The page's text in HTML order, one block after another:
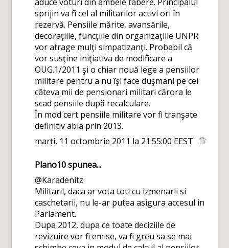
sprijin va fi cel al militarilor activi ori în
rezervă. Pensiile mărite, avansările,
decoraţiile, funcţiile din organizaţiile UNPR
vor atrage mulţi simpatizanţi. Probabil că
vor susţine iniţiativa de modificare a
OUG.1/2011 şi o chiar nouă lege a pensiilor
militare pentru a nu îşi face duşmani pe cei
câteva mii de pensionari militari cărora le
scad pensiile după recalculare.
În mod cert pensiile militare vor fi tranşate
definitiv abia prin 2013.
marți, 11 octombrie 2011 la 21:55:00 EEST
Plano10spunea...
@Karadenitz
Militarii, daca ar vota toti cu izmenarii si
caschetarii, nu le-ar putea asigura accesul in
Parlament.
Dupa 2012, dupa ce toate deciziile de
revizuire vor fi emise, va fi greu sa se mai